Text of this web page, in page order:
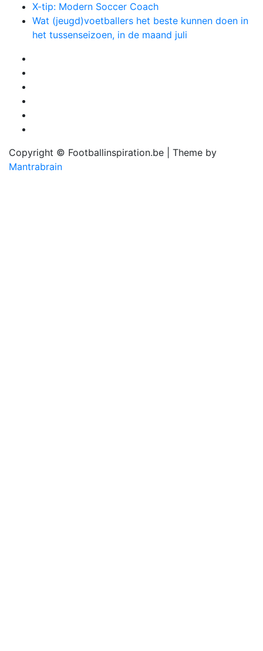
X-tip: Modern Soccer Coach
Wat (jeugd)voetballers het beste kunnen doen in
het tussenseizoen, in de maand juli
Copyright © Footballinspiration.be | Theme by
Mantrabrain